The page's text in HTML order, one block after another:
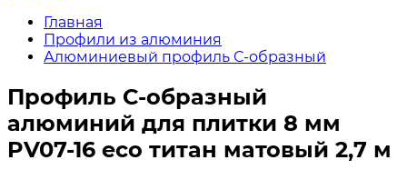
Главная
Профили из алюминия
Алюминиевый профиль С-образный
Профиль С-образный
алюминий для плитки 8 мм
PV07-16 eco титан матовый 2,7 м